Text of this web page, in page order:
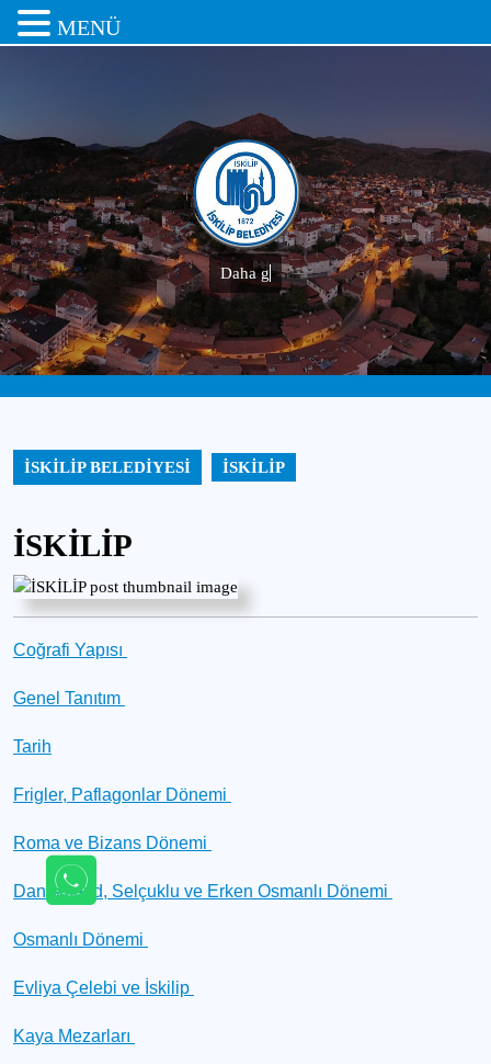
Daha güz
İSKİLİP BELEDİYESİ İSKİLİP
İSKİLİP
Coğrafi Yapısı
Genel Tanıtım
Tarih
Frigler, Paflagonlar Dönemi
Roma ve Bizans Dönemi
Danişmend, Selçuklu ve Erken Osmanlı Dönemi
Osmanlı Dönemi
Evliya Çelebi ve İskilip
Kaya Mezarları
MENÜ